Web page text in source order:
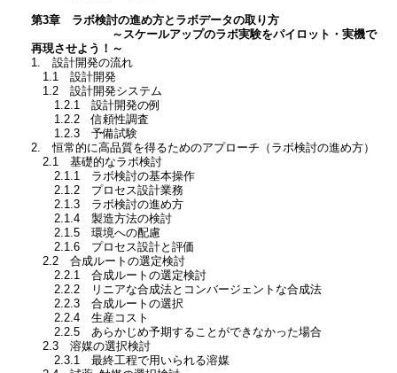
第3章 ラボ検討の進め方とラボデータの取り方
～スケールアップのラボ実験をパイロット・実機で
再現させよう！～
1. 設計開発の流れ
1.1 設計開発
1.2 設計開発システム
1.2.1 設計開発の例
1.2.2 信頼性調査
1.2.3 予備試験
2. 恒常的に高品質を得るためのアプローチ（ラボ検討の進め方）
2.1 基礎的なラボ検討
2.1.1 ラボ検討の基本操作
2.1.2 プロセス設計業務
2.1.3 ラボ検討の進め方
2.1.4 製造方法の検討
2.1.5 環境への配慮
2.1.6 プロセス設計と評価
2.2 合成ルートの選定検討
2.2.1 合成ルートの選定検討
2.2.2 リニアな合成法とコンバージェントな合成法
2.2.3 合成ルートの選択
2.2.4 生産コスト
2.2.5 あらかじめ予期することができなかった場合
2.3 溶媒の選択検討
2.3.1 最終工程で用いられる溶媒